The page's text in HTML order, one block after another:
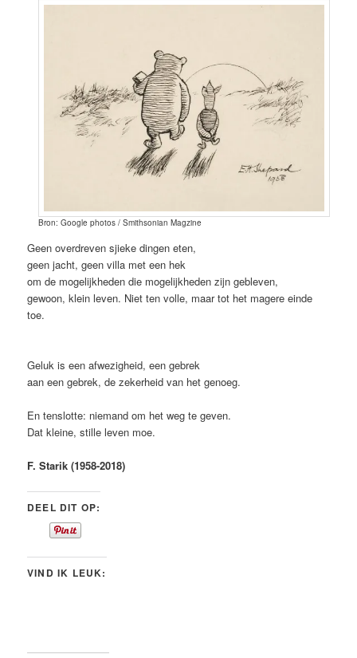
Bron: Google photos / Smithsonian Magzine
Geen overdreven sjieke dingen eten,
geen jacht, geen villa met een hek
om de mogelijkheden die mogelijkheden zijn gebleven,
gewoon, klein leven. Niet ten volle, maar tot het magere einde
toe.
Geluk is een afwezigheid, een gebrek
aan een gebrek, de zekerheid van het genoeg.
En tenslotte: niemand om het weg te geven.
Dat kleine, stille leven moe.
F. Starik (1958-2018)
DEEL DIT OP:
VIND IK LEUK: